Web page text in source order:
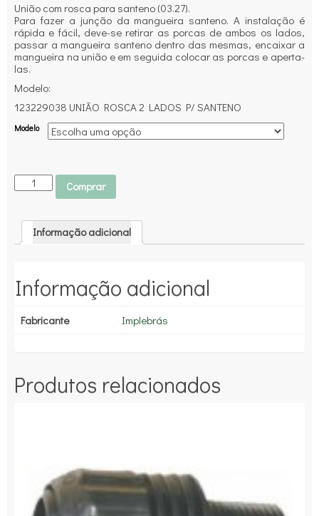
União com rosca para santeno (03.27).
Para fazer a junção da mangueira santeno. A instalação é
rápida e fácil, deve-se retirar as porcas de ambos os lados,
passar a mangueira santeno dentro das mesmas, encaixar a
mangueira na união e em seguida colocar as porcas e aperta-
las.
Modelo:
123229038 UNIÃO ROSCA 2 LADOS P/ SANTENO
Modelo
Comprar
Informação adicional
Informação adicional
Fabricante Implebrás
Produtos relacionados